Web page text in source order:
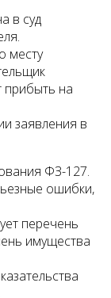
в суд
месту
на
заявления в
ФЗ-127.
ошибки,
перечень
имущества